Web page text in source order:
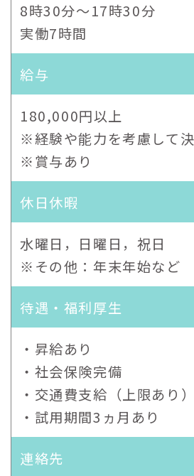
8時30分～17時30分
実働7時間
給与
180,000円以上
※経験や能力を考慮して
※賞与あり
休日休暇
水曜日，日曜日，祝日
※その他：年末年始など
待遇・福利厚生
・昇給あり
・社会保険完備
・交通費支給（上限あり）
・試用期間3ヵ月あり
連絡先